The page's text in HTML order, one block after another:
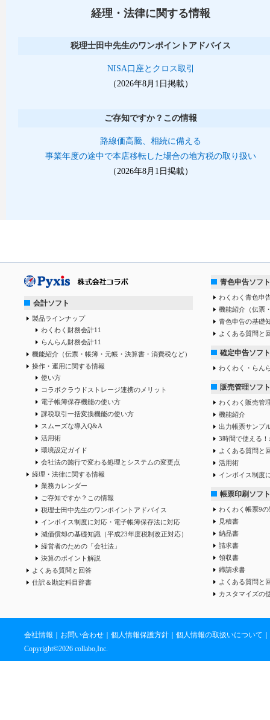
経理・法律に関する情報
税理士田中先生のワンポイントアドバイス
NISA口座とクロス取引
（2026年8月1日掲載）
ご存知ですか？この情報
路線価高騰、相続に備える
事業年度の途中で本店移転した場合の地方税の取り扱い
（2026年8月1日掲載）
会計ソフト
製品ラインナップ
わくわく財務会計11
らんらん財務会計11
機能紹介（伝票・帳簿・元帳・決算書・消費税など）
操作・運用に関する情報
使い方
コラボクラウドストレージ連携のメリット
電子帳簿保存機能の使い方
課税取引一括変換機能の使い方
スムーズな導入Q&A
活用術
環境設定ガイド
会社法の施行で変わる処理とシステムの変更点
経理・法律に関する情報
業務カレンダー
ご存知ですか？この情報
税理士田中先生のワンポイントアドバイス
インボイス制度に対応・電子帳簿保存法に対応
減価償却の基礎知識（平成23年度税制改正対応）
経営者のための「会社法」
決算のポイント解説
よくある質問と回答
仕訳＆勘定科目辞書
青色申告ソフト
わくわく青色申
機能紹介（伝票
青色申告の基礎
よくある質問と
確定申告ソフト
わくわく・らん
販売管理ソフト
わくわく販売管
機能紹介
出力帳票サンプ
3時間で使える
よくある質問と
活用術
インボイス制度
帳票印刷ソフト
わくわく帳票9
見積書
納品書
請求書
領収書
締請求書
よくある質問と
カスタマイズの
会社情報 お問い合わせ 個人情報保護方針 個人情報の取扱いについて
Copyright©2026 collabo,Inc.